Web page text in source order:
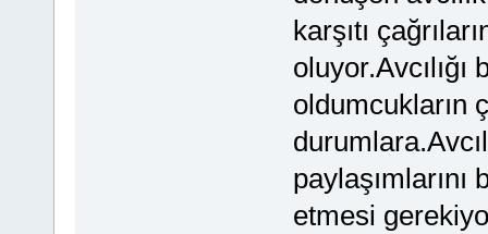
karşıtı
oldumcukların
etmesi